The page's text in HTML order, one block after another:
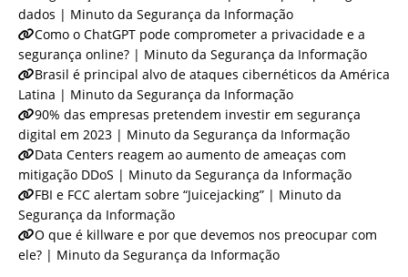
dados | Minuto da Segurança da Informação
Como o ChatGPT pode comprometer a privacidade e a
segurança online? | Minuto da Segurança da Informação
Brasil é principal alvo de ataques cibernéticos da América
Latina | Minuto da Segurança da Informação
90% das empresas pretendem investir em segurança
digital em 2023 | Minuto da Segurança da Informação
Data Centers reagem ao aumento de ameaças com
mitigação DDoS | Minuto da Segurança da Informação
FBI e FCC alertam sobre “Juicejacking” | Minuto da
Segurança da Informação
O que é killware e por que devemos nos preocupar com
ele? | Minuto da Segurança da Informação